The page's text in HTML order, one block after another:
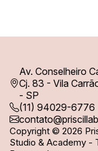
Av. Conselheiro
Cj. 83 - Vila
- SP
(11) 94029-6776
Copyright © 2026
Studio & Academy -